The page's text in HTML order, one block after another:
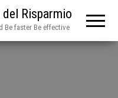
Risparmio
Be faster Be effective